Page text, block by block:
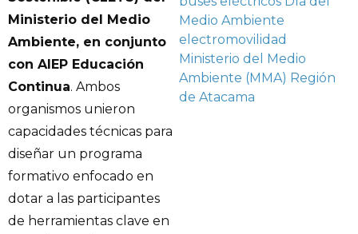
Ministerio del Medio
Ambiente, en conjunto
con AIEP Educación
Continua. Ambos
organismos unieron
capacidades técnicas para
diseñar un programa
formativo enfocado en
dotar a las participantes
de herramientas clave en
Medio Ambiente
electromovilidad
Ministerio del Medio
Ambiente (MMA) Región
de Atacama